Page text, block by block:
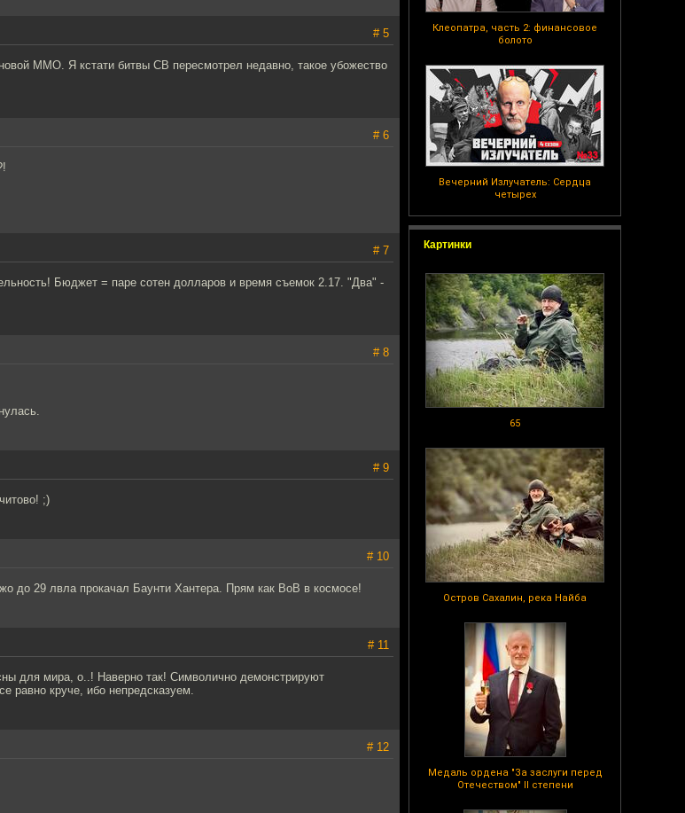
Клеопатра, часть 2: финансовое
болото
Вечерний Излучатель: Сердца
четырех
Картинки
65
Остров Сахалин, река Найба
Медаль ордена "За заслуги перед
Отечеством" II степени
# 5
ММО. Я кстати битвы СВ пересмотрел недавно, такое убожество
# 6
# 7
Бюджет = паре сотен долларов и время съемок 2.17. "Два" -
# 8
# 9
;)
# 10
до 29 лвла прокачал Баунти Хантера. Прям как ВоВ в космосе!
# 11
для мира, о..! Наверно так! Символично демонстрируют
равно круче, ибо непредсказуем.
# 12